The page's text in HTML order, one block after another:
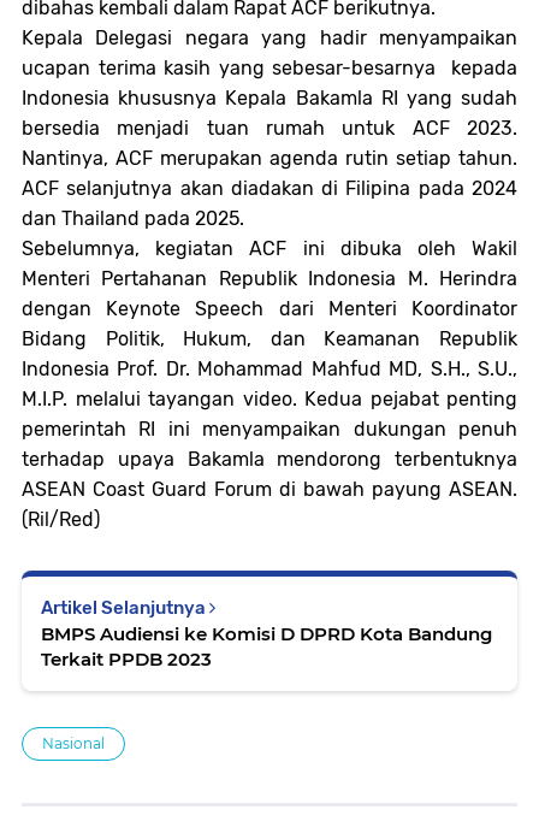
dibahas kembali dalam Rapat ACF berikutnya.
Kepala Delegasi negara yang hadir menyampaikan
ucapan terima kasih yang sebesar-besarnya
kepada
Indonesia khususnya Kepala Bakamla RI yang sudah
bersedia menjadi tuan rumah untuk ACF 2023.
Nantinya, ACF merupakan agenda rutin setiap tahun.
ACF selanjutnya akan diadakan di Filipina pada 2024
dan Thailand pada 2025.
Sebelumnya, kegiatan ACF ini dibuka oleh Wakil
Menteri Pertahanan Republik Indonesia M. Herindra
dengan Keynote Speech dari Menteri Koordinator
Bidang Politik, Hukum, dan Keamanan Republik
Indonesia Prof. Dr. Mohammad Mahfud MD, S.H., S.U.,
M.I.P. melalui tayangan video. Kedua pejabat penting
pemerintah RI ini menyampaikan dukungan penuh
terhadap upaya Bakamla mendorong terbentuknya
ASEAN Coast Guard Forum di bawah payung ASEAN.
(Ril/Red)
Artikel Selanjutnya
BMPS Audiensi ke Komisi D DPRD Kota Bandung
Terkait PPDB 2023
Nasional